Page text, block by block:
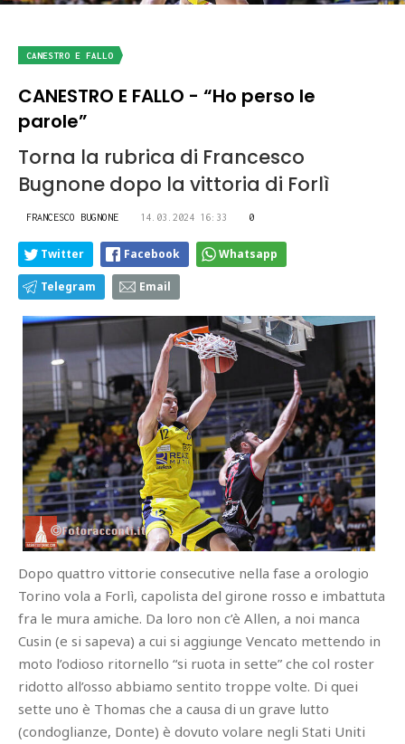
CANESTRO E FALLO
CANESTRO E FALLO - “Ho perso le
parole”
Torna la rubrica di Francesco
Bugnone dopo la vittoria di Forlì
FRANCESCO BUGNONE 14.03.2024 16:33 0
Twitter Facebook Whatsapp
Telegram Email
Dopo quattro vittorie consecutive nella fase a orologio
Torino vola a Forlì, capolista del girone rosso e imbattuta
fra le mura amiche. Da loro non c’è Allen, a noi manca
Cusin (e si sapeva) a cui si aggiunge Vencato mettendo in
moto l’odioso ritornello “si ruota in sette” che col roster
ridotto all’osso abbiamo sentito troppe volte. Di quei
sette uno è Thomas che a causa di un grave lutto
(condoglianze, Donte) è dovuto volare negli Stati Uniti